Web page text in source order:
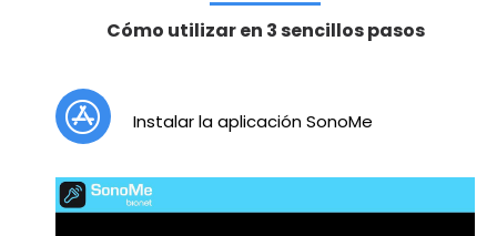
Cómo utilizar en 3 sencillos pasos
Instalar la aplicación SonoMe